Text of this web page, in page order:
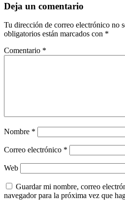
Deja un comentario
Tu dirección de correo electrónico no
obligatorios están marcados con *
Comentario *
Nombre *
Correo electrónico *
Web
Guardar mi nombre, correo
navegador para la próxima vez que